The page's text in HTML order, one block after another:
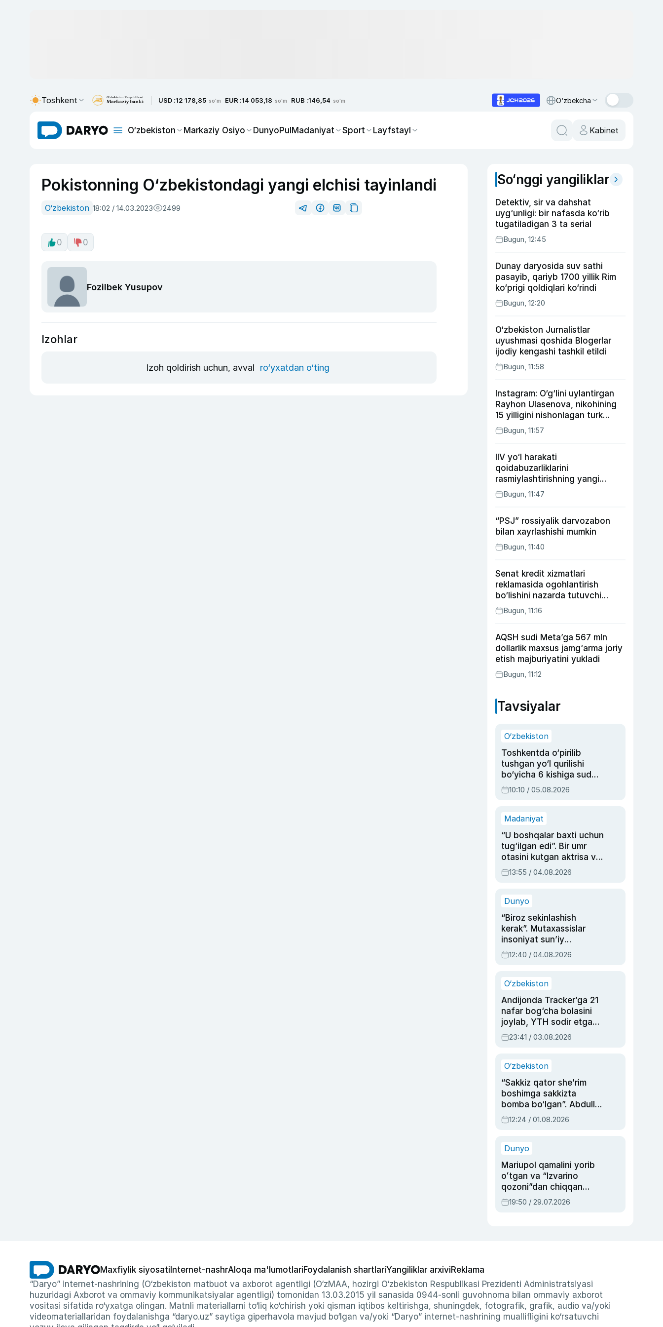
Toshkent USD :12 178,85 so'm EUR :14 053,18 so'm RUB :146,54 so'm O‘zbekcha
O‘zbekiston Markaziy Osiyo DunyoPulMadaniyat Sport Layfstayl Kabinet
Pokistonning O‘zbekistondagi yangi elchisi tayinlandi
O‘zbekiston 18:02 / 14.03.2023 2499
0 0
Fozilbek Yusupov
Izohlar
Izoh qoldirish uchun, avval ro‘yxatdan o‘ting
So‘nggi yangiliklar
Detektiv, sir va dahshat
uyg‘unligi: bir nafasda ko‘rib
tugatiladigan 3 ta serial
Bugun, 12:45
Dunay daryosida suv sathi
pasayib, qariyb 1700 yillik Rim
ko‘prigi qoldiqlari ko‘rindi
Bugun, 12:20
O‘zbekiston Jurnalistlar
uyushmasi qoshida Blogerlar
ijodiy kengashi tashkil etildi
Bugun, 11:58
Instagram: O‘g‘lini uylantirgan
Rayhon Ulasenova, nikohining
15 yilligini nishonlagan turk
aktyorlari va Kamelot qasriga
sayohat qilgan Zebo Rahimova
Bugun, 11:57
IIV yo‘l harakati
qoidabuzarliklarini
rasmiylashtirishning yangi
tartibini taklif qildi
Bugun, 11:47
“PSJ” rossiyalik darvozabon
bilan xayrlashishi mumkin
Bugun, 11:40
Senat kredit xizmatlari
reklamasida ogohlantirish
bo‘lishini nazarda tutuvchi
qonunni ma’qulladi
Bugun, 11:16
AQSH sudi Meta’ga 567 mln
dollarlik maxsus jamg‘arma joriy
etish majburiyatini yukladi
Bugun, 11:12
Tavsiyalar
O‘zbekiston
Toshkentda o‘pirilib
tushgan yo‘l qurilishi
bo‘yicha 6 kishiga sud
hukmi o‘qildi
10:10 / 05.08.2026
Madaniyat
“U boshqalar baxti uchun
tug‘ilgan edi”. Bir umr
otasini kutgan aktrisa va
dublyaj ustasi Rimma
Ahmedovaning
13:55 / 04.08.2026
Dunyo
“Biroz sekinlashish
kerak”. Mutaxassislar
insoniyat sun’iy
intellektni boshqara
olmay qolishidan xavotir
12:40 / 04.08.2026
O‘zbekiston
Andijonda Tracker’ga 21
nafar bog‘cha bolasini
joylab, YTH sodir etgan
ayolga sud hukmi o‘qildi
23:41 / 03.08.2026
O‘zbekiston
“Sakkiz qator she’rim
boshimga sakkizta
bomba bo‘lgan”. Abdulla
Oripovni siyosiy
ayblovlardan asrab
12:24 / 01.08.2026
Dunyo
Mariupol qamalini yorib
oʻtgan va “Izvarino
qozoni”dan chiqqan
qahramon — Ukraina
armiyasi bosh
19:50 / 29.07.2026
Maxfiylik siyosati Internet-nashrAloqa ma'lumotlariFoydalanish shartlariYangiliklar arxiviReklama
“Daryo” internet-nashrining (O‘zbekiston matbuot va axborot agentligi (O‘zMAA, hozirgi O‘zbekiston Respublikasi Prezidenti Administratsiyasi
huzuridagi Axborot va ommaviy kommunikatsiyalar agentligi) tomonidan 13.03.2015 yil sanasida 0944-sonli guvohnoma bilan ommaviy axborot
vositasi sifatida ro‘yxatga olingan. Matnli materiallarni to‘liq ko‘chirish yoki qisman iqtibos keltirishga, shuningdek, fotografik, grafik, audio va/yoki
videomateriallaridan foydalanishga “daryo.uz” saytiga giperhavola mavjud bo‘lgan va/yoki “Daryo” internet-nashrining muallifligini ko‘rsatuvchi